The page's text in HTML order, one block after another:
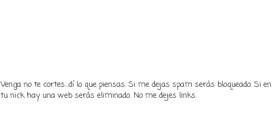
Venga no te cortes...dí lo que piensas. Si me dejas spam serás bloqueado. Si en
tu nick hay una web serás eliminado. No me dejes links.